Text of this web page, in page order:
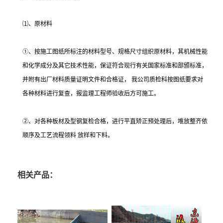
⑴、原材料
①、按施工图纸所标注的材料型号、规格尺寸组织原材料，其机械性能
和化学成分及其它技术性能，保证符合现行有关国家标准和部颁标准，
并附有出厂材料质量证明文件和合格证， 我公司质检科按图纸要求对
各种材料进行复查，报监理工程师验收后方可施工。
②、对各种板材及型钢复检合格，进行平直矫正预处理后，堆放整齐依
顺序及工艺流程领料 放样和下料。
相关产品：